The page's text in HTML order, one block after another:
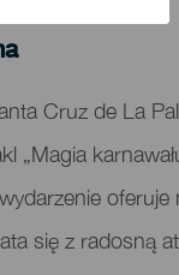
Cruz de La
„Magia
się z radosną